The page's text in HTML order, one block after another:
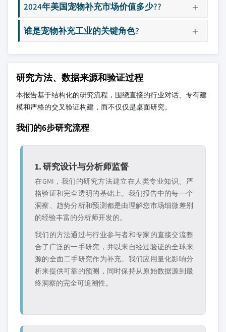
2024年美国宠物补充市场价值多少??
谁是宠物补充工业的关键角色?
研究方法、数据来源和验证过程
本报告基于结构化的研究流程，围绕直接的行业对话、专有建
模和严格的交叉验证构建，而不仅仅是桌面研究。
我们的6步研究流程
1. 研究设计与分析师监督
在GMI，我们的研究方法建立在人类专业知识、严
格验证和完全透明的基础上。我们报告中的每一个
洞察、趋势分析和预测都是由理解您市场细微差别
的经验丰富的分析师开发的。
我们的方法通过与行业参与者和专家的直接交流整
合了广泛的一手研究，并以来自经过验证的全球来
源的全面二手研究作为补充。我们应用量化影响分
析来提供可靠的预测，同时保持从原始数据源到最
终洞察的完全可追溯性。